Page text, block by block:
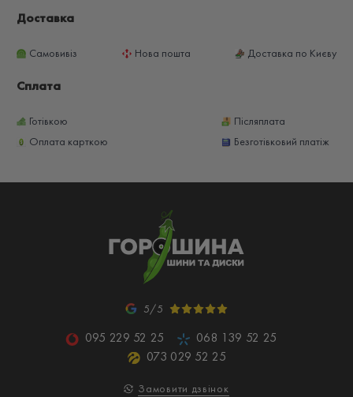
Доставка
Самовивіз Нова пошта Доставка по Києву
Сплата
Готівкою
Післяплата
Оплата карткою
Безготівковий платіж
5/5
095 229 52 25
068 139 52 25
073 029 52 25
Замовити дзвінок